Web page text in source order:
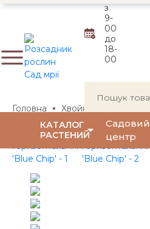
з
9-
00
до
18-
00
КАТАЛОГ
РАСТЕНИЙ
Садовий
центр
Головна Хвойні рослини